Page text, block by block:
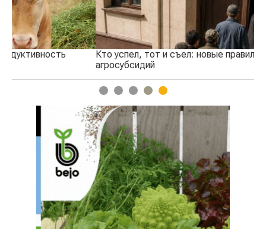
Кто успел, тот и съел: новые правила выдачи
1 2 3 4 5